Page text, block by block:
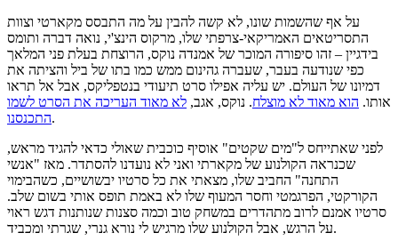
על אף שהשמות שונו, לא קשה להבין על מה התבסס מקארטי וצוות
התסריטאים האמריקאי-צרפתי שלו, מרקוס הינצ'י, נואה דברה ותומס
בידגיין – זהו סיפורה המוכר של אמנדה נוקס, הרוצחת בעלת פני המלאך
כפי שנודעה בעבר, שעברה גהינום ממש כמו בתו של ביל והציתה את
דמיונו של העולם. יש עליה אפילו סרט תיעודי בנטפליקס, אבל אל תראו
אותו. הוא מאוד לא מוצלח. נוקס, אגב, לא מאוד העריכה את הסרט לשמו
התכנסנו.
לפני שאתייחס ל"מים שקטים" אוסיף כוכבית שאולי כדאי להגיד מראש,
שכנראה הקולנוע של מקארתי ואני לא נועדנו להסתדר. מאז "אנשי
התחנה" החביב שלו, מצאתי את כל סרטיו יבשושיים, כשהבימוי
הקורקטי, הפרגמטי וחסר המעוף שלו לא באמת תופס אותי בשום שלב.
סרטיו אמנם לרוב מתהדרים במשחק טוב וכמה סצנות שנותנות דגש ראוי
על הרגש, אבל הקולנוע שלו מרגיש לי נורא גנרי, שגרתי ומכביד.